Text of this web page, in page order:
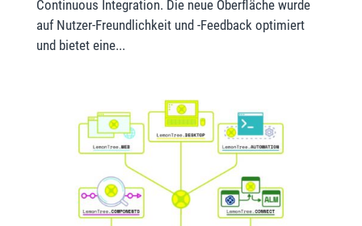
Continuous Integration. Die neue Oberfläche wurde
auf Nutzer-Freundlichkeit und -Feedback optimiert
und bietet eine...